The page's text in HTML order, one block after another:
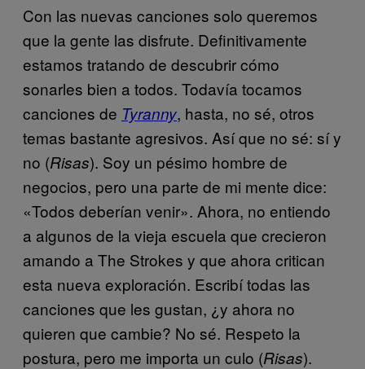
Con las nuevas canciones solo queremos
que la gente las disfrute. Definitivamente
estamos tratando de descubrir cómo
sonarles bien a todos. Todavía tocamos
canciones de Tyranny, hasta, no sé, otros
temas bastante agresivos. Así que no sé: sí y
no (Risas). Soy un pésimo hombre de
negocios, pero una parte de mi mente dice:
«Todos deberían venir». Ahora, no entiendo
a algunos de la vieja escuela que crecieron
amando a The Strokes y que ahora critican
esta nueva exploración. Escribí todas las
canciones que les gustan, ¿y ahora no
quieren que cambie? No sé. Respeto la
postura, pero me importa un culo (Risas).